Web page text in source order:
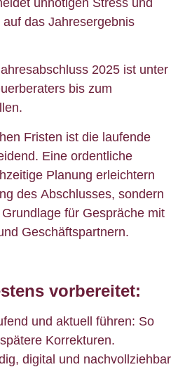
das Jahresergebnis
2025 ist unter
bis zum
Fristen ist die laufende
Eine ordentliche
Planung erleichtern
des Abschlusses, sondern
für Gespräche mit
Geschäftspartnern.
vorbereitet:
und aktuell führen: So
Korrekturen.
digital und nachvollziehbar